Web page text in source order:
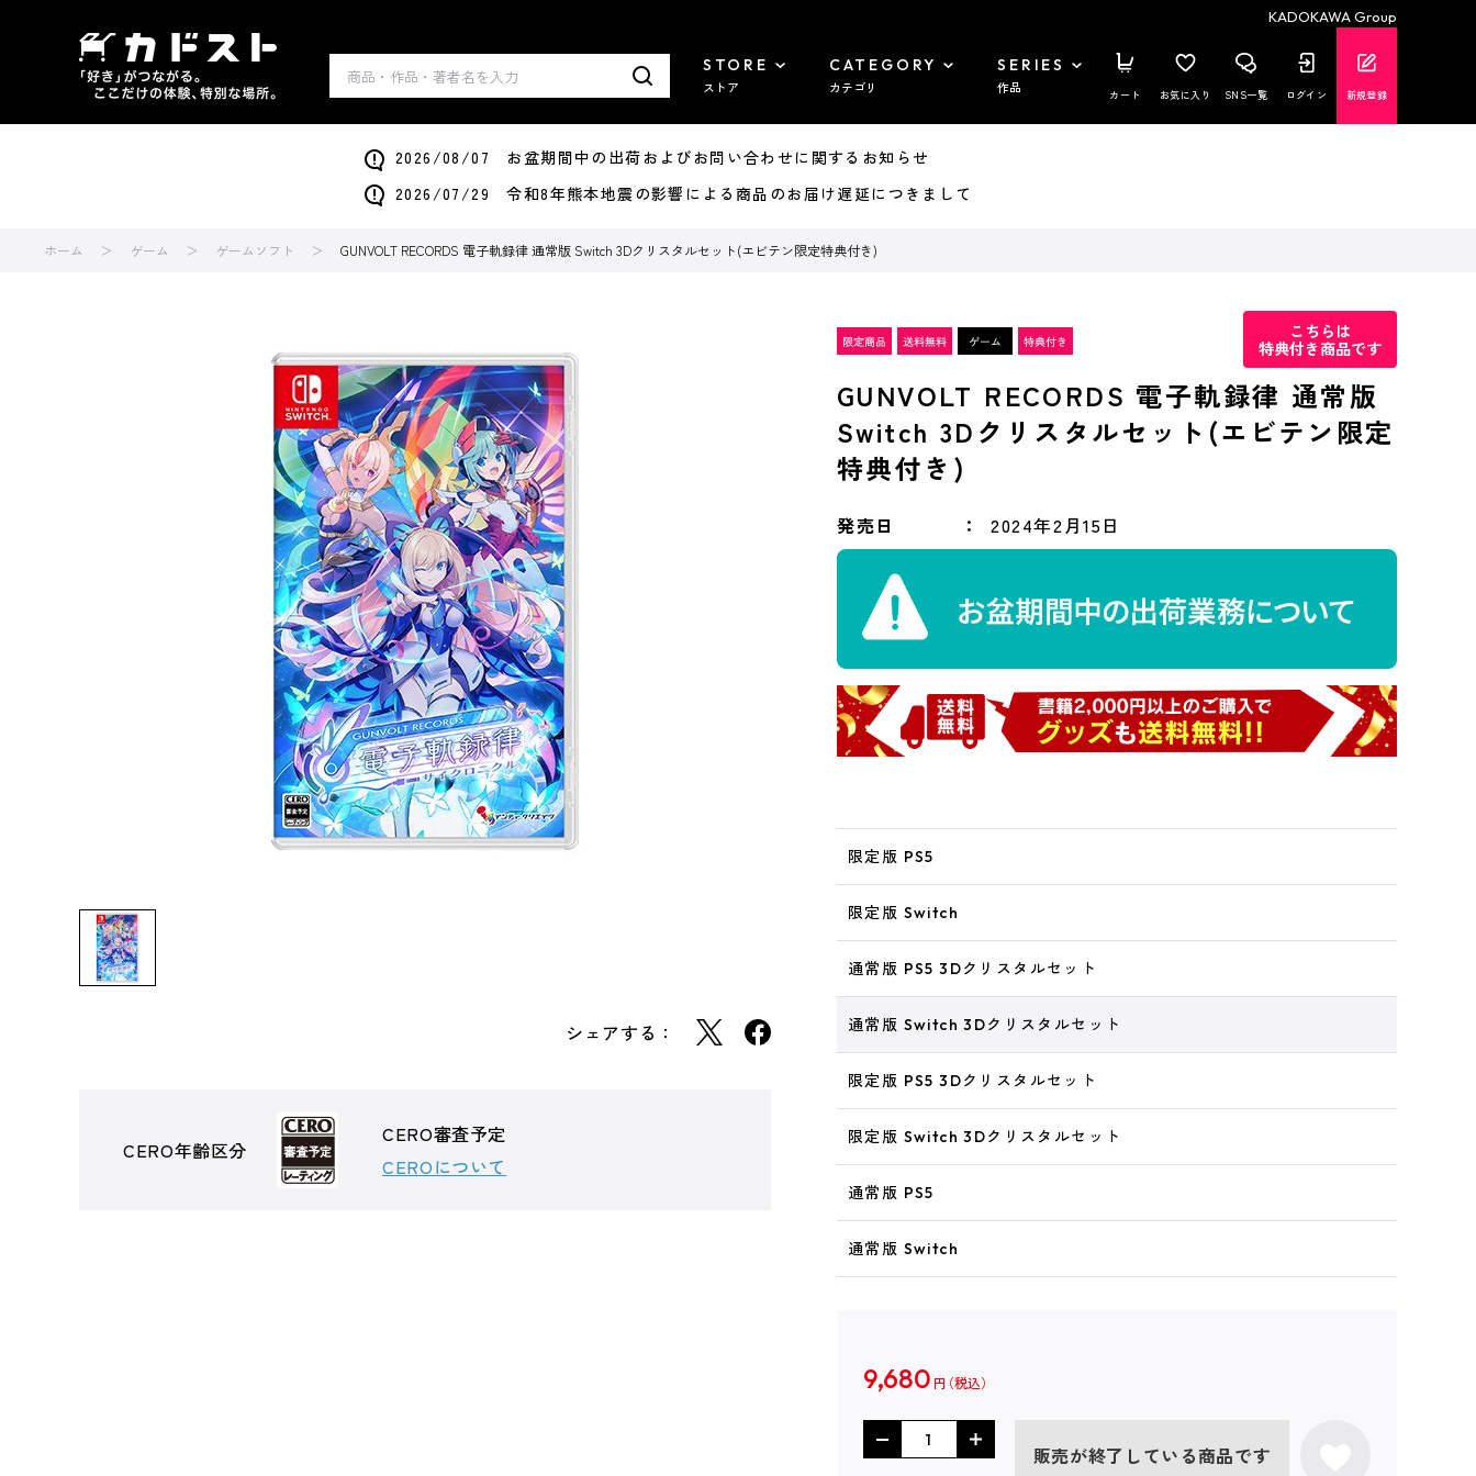
KADOKAWA Group
STORE
ストア
CATEGORY
カテゴリ
SERIES
作品 カート お気に入り SNS一覧 ログイン 新規登録
2026/08/07 お盆期間中の出荷およびお問い合わせに関するお知らせ
2026/07/29 令和8年熊本地震の影響による商品のお届け遅延につきまして
ホーム ゲーム ゲームソフト GUNVOLT RECORDS 電子軌録律 通常版 Switch 3Dクリスタルセット(エビテン限定特典付き)
シェアする：
CERO年齢区分
CERO審査予定
CEROについて
こちらは
特典付き商品です
GUNVOLT RECORDS 電子軌録律 通常版
Switch 3Dクリスタルセット(エビテン限定
特典付き)
発売日 2024年2月15日
限定版 PS5
限定版 Switch
通常版 PS5 3Dクリスタルセット
通常版 Switch 3Dクリスタルセット
限定版 PS5 3Dクリスタルセット
限定版 Switch 3Dクリスタルセット
通常版 PS5
通常版 Switch
9,680 円
販売が終了している商品です